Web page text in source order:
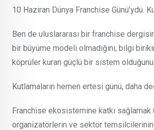
10 Haziran Dünya Franchise Günü’ydü.
Ben de uluslararası bir franchise
bir büyüme modeli olmadığını; bilgi
köprüler kuran güçlü bir sistem
Kutlamaların hemen ertesi günü, daha
Franchise ekosistemine katkı sağlamak
organizatörlerin ve sektör